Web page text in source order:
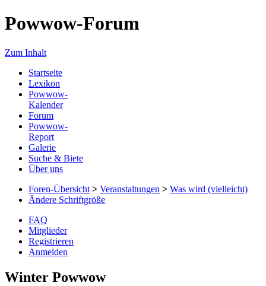
Powwow-Forum
Zum Inhalt
Startseite
Lexikon
Powwow-
Kalender
Forum
Powwow-
Report
Galerie
Suche & Biete
Über uns
Foren-Übersicht > Veranstaltungen > Was wird (vielleicht)
Ändere Schriftgröße
FAQ
Mitglieder
Registrieren
Anmelden
Winter Powwow